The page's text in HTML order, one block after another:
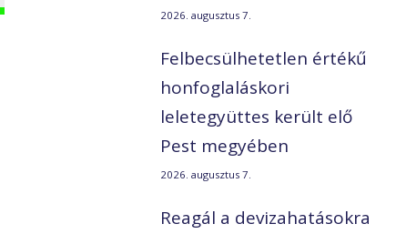
2026. augusztus 7.
Felbecsülhetetlen értékű
honfoglaláskori
leletegyüttes került elő
Pest megyében
2026. augusztus 7.
Reagál a devizahatásokra